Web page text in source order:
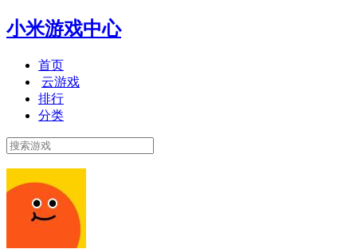
小米游戏中心
首页
云游戏
排行
分类